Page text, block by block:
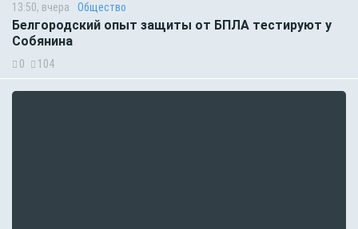
13:50, вчера Общество
Белгородский опыт защиты от БПЛА тестируют у
Собянина
0 104